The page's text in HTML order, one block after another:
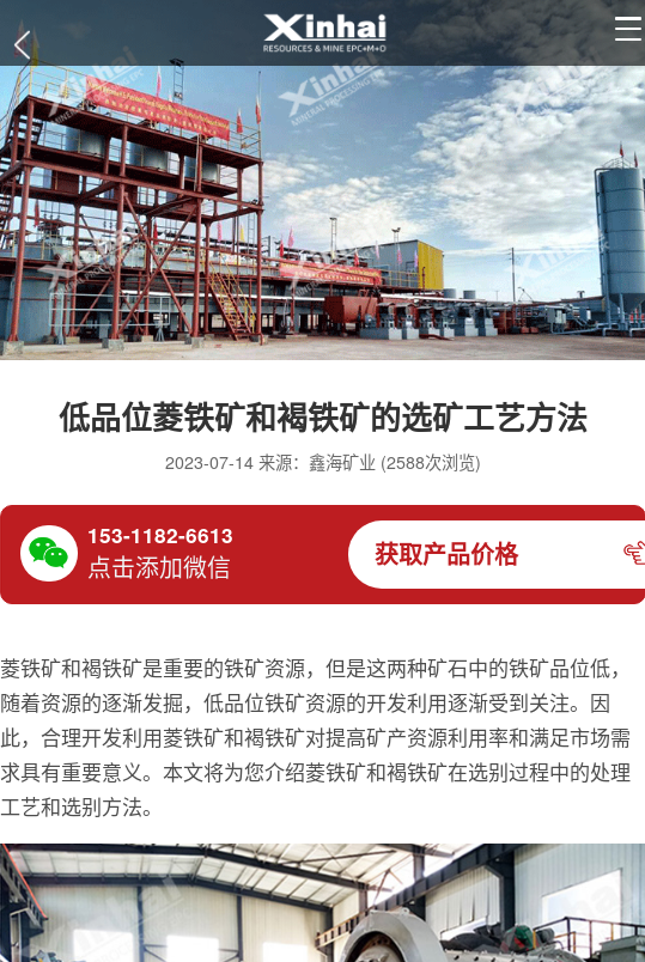
低品位菱铁矿和褐铁矿的选矿工艺方法
2023-07-14 来源：鑫海矿业 (2588次浏览)
153-1182-6613
点击添加微信 获取产品价格
菱铁矿和褐铁矿是重要的铁矿资源，但是这两种矿石中的铁矿品位低，
随着资源的逐渐发掘，低品位铁矿资源的开发利用逐渐受到关注。因
此，合理开发利用菱铁矿和褐铁矿对提高矿产资源利用率和满足市场需
求具有重要意义。本文将为您介绍菱铁矿和褐铁矿在选别过程中的处理
工艺和选别方法。